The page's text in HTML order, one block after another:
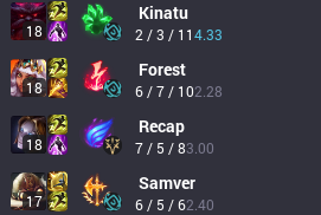
18
Kinatu
2 / 3 / 114.33
18
Forest
6 / 7 / 102.28
18
Recap
7 / 5 / 83.00
17
Samver
6 / 5 / 62.40